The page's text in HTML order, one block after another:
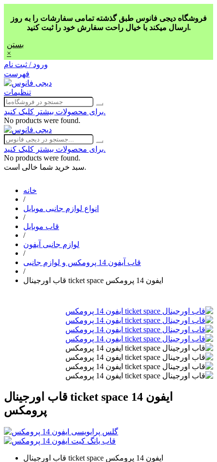
فروشگاه دیجی فانوس طبق گذشته تمامی سفارشات را به روز
ارسال میکند با خیال راحت سفارش خود را ثبت کنید.
بستن
×
ورود / ثبت نام
فهرست
تنظیمات
برای محصولات بیشتر کلیک کنید.
No products were found.
برای محصولات بیشتر کلیک کنید.
No products were found.
سبد خرید شما خالی است.
خانه
/
انواع لوازم جانبی موبایل
/
قاب موبایل
/
لوازم جانبی آیفون
/
قاب آیفون 14 پرومکس و لوازم جانبی
/
قاب اورجینال ticket space ایفون 14 پرومکس
قاب اورجینال ticket space ایفون 14
پرومکس